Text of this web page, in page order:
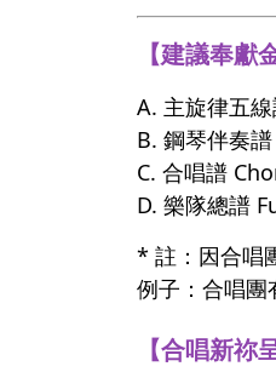
【建議奉獻
A. 主旋律五
B. 鋼琴伴奏
C. 合唱譜
D. 樂隊總譜
* 註：因合唱
例子：合唱
【合唱新